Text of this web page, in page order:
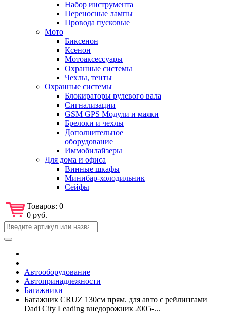
Набор инструмента
Переносные лампы
Провода пусковые
Мото
Биксенон
Ксенон
Мотоаксессуары
Охранные системы
Чехлы, тенты
Охранные системы
Блокираторы рулевого вала
Сигнализации
GSM GPS Модули и маяки
Брелоки и чехлы
Дополнительное
оборудование
Иммобилайзеры
Для дома и офиса
Винные шкафы
Минибар-холодильник
Сейфы
Товаров: 0
0 руб.
Автооборудование
Автопринадлежности
Багажники
Багажник CRUZ 130см прям. для авто с рейлингами
Dadi City Leading внедорожник 2005-...